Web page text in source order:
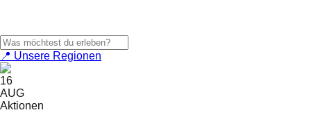
📍 Unsere Regionen
16
AUG
Aktionen